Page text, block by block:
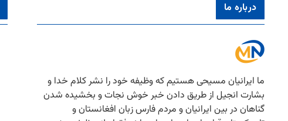
درباره ما
ما ایرانیان مسیحی هستیم كه وظیفه خود را نشر كلام خدا و
بشارت انجیل از طریق دادن خبر خوش نجات و بخشیده شدن
گناهان در بین ایرانیان و مردم فارس زبان افغانستان و